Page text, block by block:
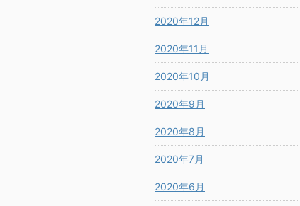
2020年12月
2020年11月
2020年10月
2020年9月
2020年8月
2020年7月
2020年6月